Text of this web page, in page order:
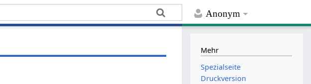
Anonym
Mehr
Spezialseite
Druckversion